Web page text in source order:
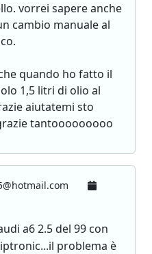
vorrei sapere anche
cambio manuale al
quando ho fatto il
1,5 litri di olio al
aiutatemi sto
tantooooooooo
a6 2.5 del 99 con
problema è